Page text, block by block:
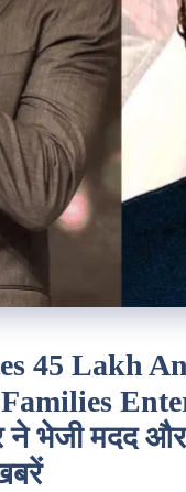
45 Lakh
ने भेजी मदद